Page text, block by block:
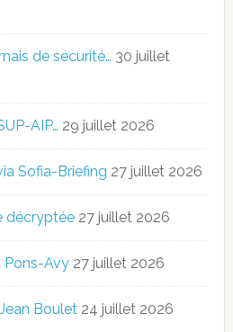
de sécurité… 30 juillet
AIP… 29 juillet 2026
Sofia-Briefing 27 juillet 2026
décryptée 27 juillet 2026
Pons-Avy 27 juillet 2026
Boulet 24 juillet 2026